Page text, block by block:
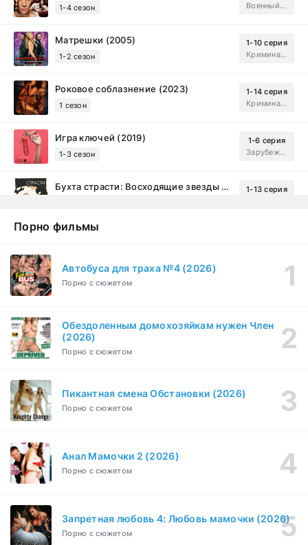
1-4 сезон
Военный, Исторический, Зарубежный, Мелодрама, Драма
Матрешки (2005)
1-2 сезон
1-10 серия
Криминал, Драма
Роковое соблазнение (2023)
1 сезон
1-14 серия
Криминал, Мистический, Триллер, Драма
Игра ключей (2019)
1-3 сезон
1-6 серия
Зарубежный, Мелодрама, Драма
Бухта страсти: Восходящие звезды (2000)
1-13 серия
Эйфория (2019)
Бисексуалка (2018)
Сутенёры (2023)
1 сезон
1-6 серия
Порно фильмы
Автобуса для траха №4 (2026)
Порно с сюжетом
Обездоленным домохозяйкам нужен Член
(2026)
Порно с сюжетом
Пикантная смена Обстановки (2026)
Порно с сюжетом
Анал Мамочки 2 (2026)
Порно с сюжетом
Запретная любовь 4: Любовь мамочки (2026)
Порно с сюжетом